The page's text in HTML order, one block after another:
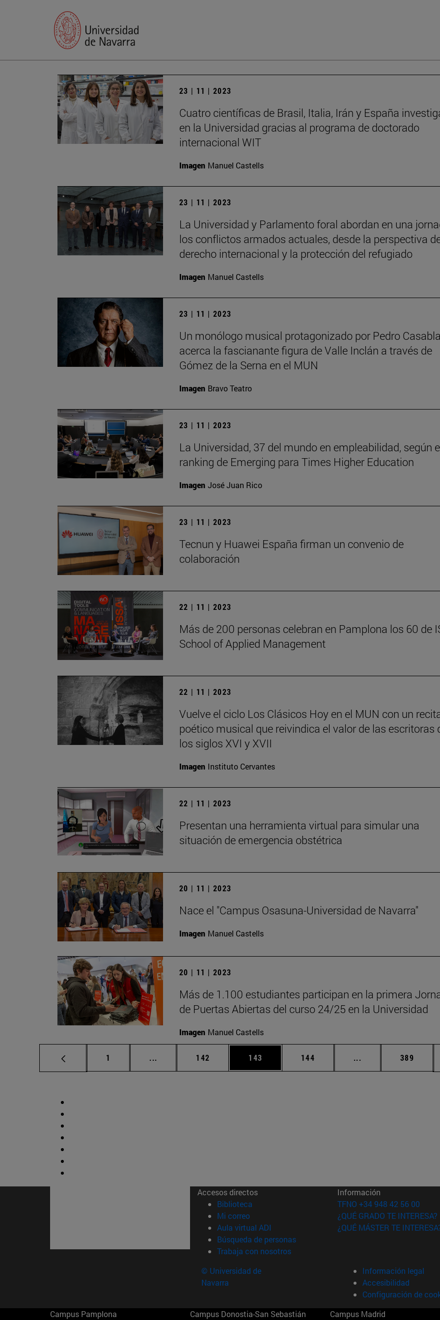
23 | 11 | 2023
Cuatro científicas de Brasil, Italia, Irán y España
en la Universidad gracias al programa de doctorado
internacional WIT
Imagen Manuel Castells
23 | 11 | 2023
La Universidad y Parlamento foral abordan en una
los conflictos armados actuales, desde la perspectiva
derecho internacional y la protección del refugiado
Imagen Manuel Castells
23 | 11 | 2023
Un monólogo musical protagonizado por Pedro
acerca la fascianante figura de Valle Inclán a través de
Gómez de la Serna en el MUN
Imagen Bravo Teatro
23 | 11 | 2023
La Universidad, 37 del mundo en empleabilidad, según
ranking de Emerging para Times Higher Education
Imagen José Juan Rico
23 | 11 | 2023
Tecnun y Huawei España firman un convenio de
colaboración
22 | 11 | 2023
Más de 200 personas celebran en Pamplona los 60 de
School of Applied Management
22 | 11 | 2023
Vuelve el ciclo Los Clásicos Hoy en el MUN con un
poético musical que reivindica el valor de las escritoras
los siglos XVI y XVII
Imagen Instituto Cervantes
22 | 11 | 2023
Presentan una herramienta virtual para simular una
situación de emergencia obstétrica
20 | 11 | 2023
Nace el "Campus Osasuna-Universidad de Navarra"
Imagen Manuel Castells
20 | 11 | 2023
Más de 1.100 estudiantes participan en la primera
de Puertas Abiertas del curso 24/25 en la Universidad
Imagen Manuel Castells
Página
1 ... Páginas intermedias Use TAB para desplazarse.
Página
142 Página
143 Página
144 ... Páginas Página
389
Accesos directos
Biblioteca (abre en nueva ventana)
Mi correo(abre en nueva ventana)
Aula virtual ADI (abre en nueva ventana)
Búsqueda de personas(abre en nueva ventana)
Trabaja con nosotros(abre en nueva ventana)
Información
TFNO +34 948 42 56 00
¿QUÉ GRADO TE INTERESA?
¿QUÉ MÁSTER TE
© Universidad de
Navarra
Información legal
Accesibilidad
Configuración de
Campus Pamplona
Campus Donostia-San Sebastián Campus Madrid